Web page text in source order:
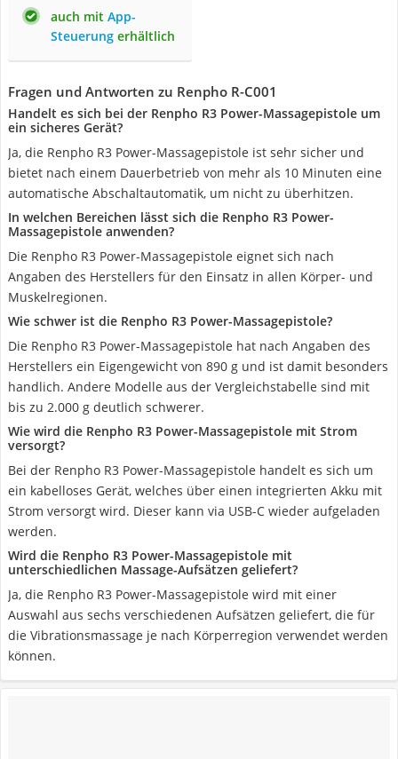
auch mit App-
Steuerung erhältlich
Fragen und Antworten zu Renpho R-C001
Handelt es sich bei der Renpho R3 Power-Massagepistole um
ein sicheres Gerät?
Ja, die Renpho R3 Power-Massagepistole ist sehr sicher und
bietet nach einem Dauerbetrieb von mehr als 10 Minuten eine
automatische Abschaltautomatik, um nicht zu überhitzen.
In welchen Bereichen lässt sich die Renpho R3 Power-
Massagepistole anwenden?
Die Renpho R3 Power-Massagepistole eignet sich nach
Angaben des Herstellers für den Einsatz in allen Körper- und
Muskelregionen.
Wie schwer ist die Renpho R3 Power-Massagepistole?
Die Renpho R3 Power-Massagepistole hat nach Angaben des
Herstellers ein Eigengewicht von 890 g und ist damit besonders
handlich. Andere Modelle aus der Vergleichstabelle sind mit
bis zu 2.000 g deutlich schwerer.
Wie wird die Renpho R3 Power-Massagepistole mit Strom
versorgt?
Bei der Renpho R3 Power-Massagepistole handelt es sich um
ein kabelloses Gerät, welches über einen integrierten Akku mit
Strom versorgt wird. Dieser kann via USB-C wieder aufgeladen
werden.
Wird die Renpho R3 Power-Massagepistole mit
unterschiedlichen Massage-Aufsätzen geliefert?
Ja, die Renpho R3 Power-Massagepistole wird mit einer
Auswahl aus sechs verschiedenen Aufsätzen geliefert, die für
die Vibrationsmassage je nach Körperregion verwendet werden
können.